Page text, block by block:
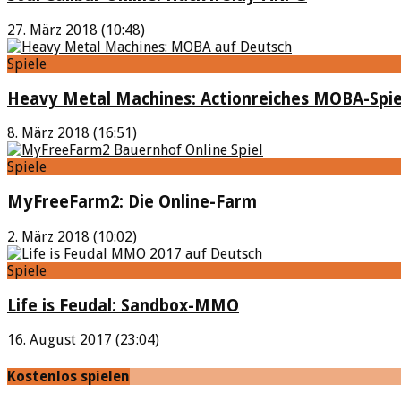
27. März 2018 (10:48)
Spiele
Heavy Metal Machines: Actionreiches MOBA-
8. März 2018 (16:51)
Spiele
MyFreeFarm2: Die Online-Farm
2. März 2018 (10:02)
Spiele
Life is Feudal: Sandbox-MMO
16. August 2017 (23:04)
Kostenlos spielen